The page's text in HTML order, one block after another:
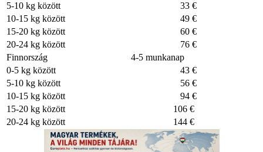
5-10 kg között
33 €
10-15 kg között
49 €
15-20 kg között
60 €
20-24 kg között
76 €
Finnország
4-5 munkanap
0-5 kg között
43 €
5-10 kg között
56 €
10-15 kg között
94 €
15-20 kg között
106 €
20-24 kg között
144 €